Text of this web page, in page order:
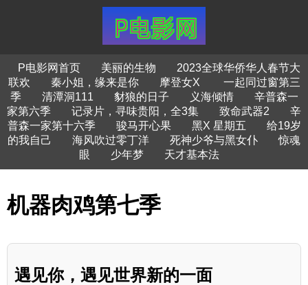
P电影网首页 美丽的生物
2023全球华侨华人春节大
联欢
秦小姐，缘来是你 摩登女X
一起同过窗第三
季
清潭洞111 豺狼的日子 义海倾情
辛普森一
家第六季
记录片，寻味贵阳，全3集 致命武器2
辛
普森一家第十六季
骏马开心果 黑X 星期五
给19岁
的我自己
海风吹过零丁洋 死神少爷与黑女仆
惊魂
眼
少年梦 天才基本法
机器肉鸡第七季
遇见你，遇见世界新的一面